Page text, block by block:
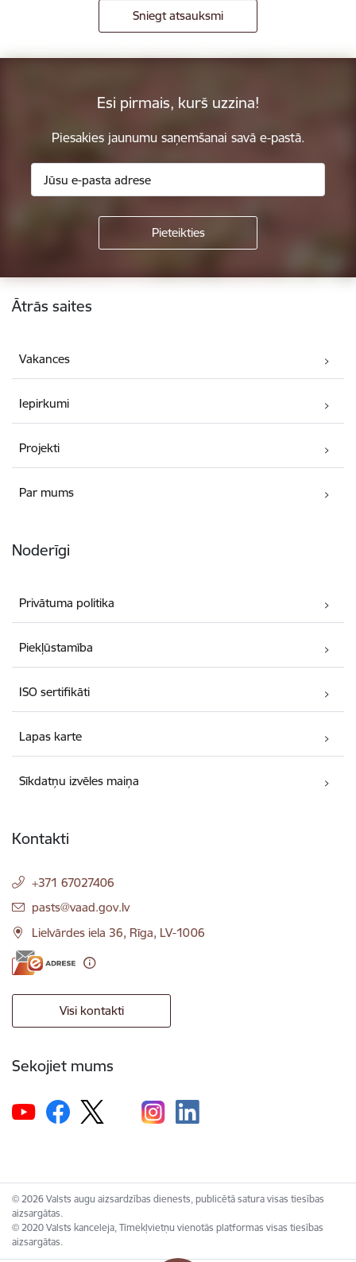
Sniegt atsauksmi
Esi pirmais, kurš uzzina!
Piesakies jaunumu saņemšanai savā e-pastā.
Kājene
Ātrās saites
Vakances
Iepirkumi
Projekti
Par mums
Noderīgi
Privātuma politika
Piekļūstamība
ISO sertifikāti
Lapas karte
Sīkdatņu izvēles maiņa
Kontakti
+371 67027406
E-pasts:
pasts@vaad.gov.lv
Lielvārdes iela 36, Rīga, LV-1006
Visi kontakti
Sekojiet mums
© 2026 Valsts augu aizsardzības dienests, publicētā satura visas tiesības
aizsargātas.
© 2020 Valsts kanceleja, Tīmekļvietņu vienotās platformas visas tiesības
aizsargātas.